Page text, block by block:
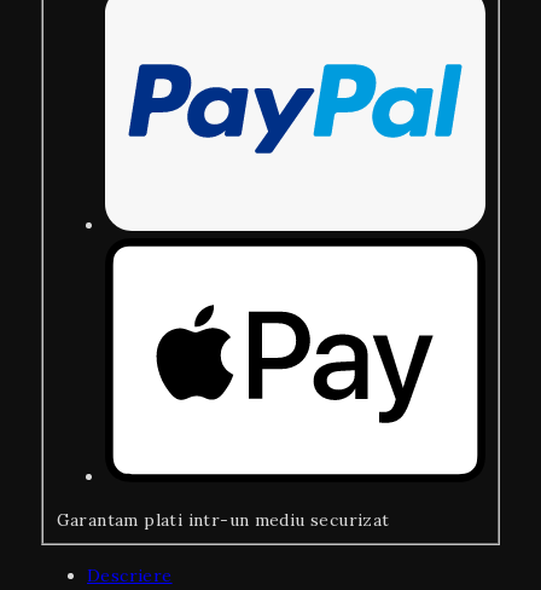
Garantam plati intr-un mediu securizat
Descriere